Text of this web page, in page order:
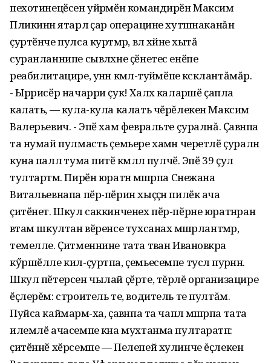
пехотинецӗсен уйрӑмӗн командирӗн Максим
Пликинӑн ятарлӑ ҫар операцине хутшӑнаканăн
ҫуртӗнче пулса куртӑмӑр, вӑл хӑйне хытă
суранланнипе сывлӑхне ҫӗнетес енӗпе
реабилитацире, унӑн кӑмӑл-туйӑмӗпе кӑсӑклантăмăр.
- Ыррисӗр начарри ҫук! Халӑх каларӑшӗ ҫапла
калать, — кула-кула калать чĕрĕлекен Максим
Валерьевич. - Эпӗ хам февральте çуралнă. Ҫавӑнпа
та нумай пулмасть ҫемьере хамӑн черетлӗ ҫуралнӑ
куна паллӑ тума питӗ кӑмӑллӑ пулчӗ. Эпӗ 39 ҫул
тултартӑм. Пирӗн юратнӑ мӑшӑрпа Снежана
Витальевнапа пӗр-пӗрин хыҫҫӑн пилӗк ача
ҫитӗнет. Шкул саккинченех пӗр-пӗрне юратнӑран
вӑтам шкултан вӗренсе тухсанах мӑшӑрлантӑмӑр,
темелле. Ҫитменнине тата тӑван Ивановкӑра
кӳршӗлле кил-ҫуртпа, ҫемьесемпе туслӑ пурӑннӑ.
Шкул пӗтерсен чылай ҫӗрте, тĕрлĕ организацире
ӗҫлерĕм: строитель те, водитель те пултăм.
Пуйса каймарӑм-ха, ҫавӑнпа та чаплӑ мӑшӑрпа тата
илемлӗ ачасемпе кӑна мухтанма пултаратӑп:
ҫитӗннӗ хӗрсемпе — Пелепей хулинче ĕҫлекен